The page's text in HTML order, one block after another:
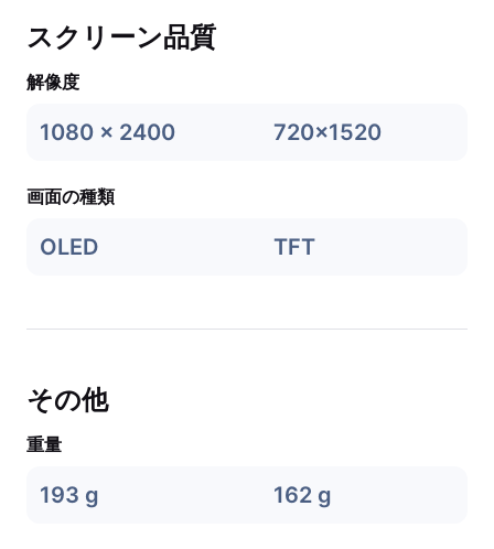
スクリーン品質
解像度
1080 x 2400 720x1520
画面の種類
OLED TFT
その他
重量
193 g 162 g